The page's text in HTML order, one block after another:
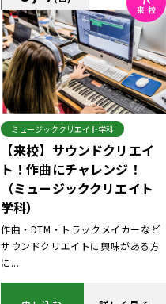
ミュージッククリエイト学科
【来校】サウンドクリエイ
ト！作曲にチャレンジ！
（ミュージッククリエイト
学科）
作曲・DTM・トラックメイカーなど
サウンドクリエイトに興味がある方
に...